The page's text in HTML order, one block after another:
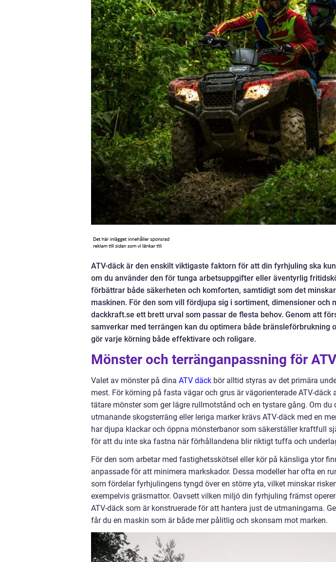
ATV-däck är den enskilt viktigaste faktorn för att din fyrhjuling ska
om du använder den för tunga arbetsuppgifter eller äventyrlig
förbättrar både säkerheten och komforten, samtidigt som det
maskinen. För den som vill fördjupa sig i sortiment, dimensioner och
dackkraft.se ett brett urval som passar de flesta behov. Genom att
samverkar med terrängen kan du optimera både bränsleförbrukning
gör varje körning både effektivare och roligare.
Mönster och terränganpassning för
Valet av mönster på dina ATV däck bör alltid styras av det primära
mest. För körning på fasta vägar och grus är vägorienterade ATV-däck
tätare mönster som ger lägre rullmotstånd och en tystare gång. Om
utmanande skogsterräng eller leriga marker krävs ATV-däck med en
har djupa klackar och öppna mönsterbanor som säkerställer kraftfull
för att du inte ska fastna när förhållandena blir riktigt tuffa och
För den som arbetar med fastighetsskötsel eller kör på känsliga ytor
anpassade för att minimera markskador. Dessa modeller har ofta en
som fördelar fyrhjulingens tyngd över en större yta, vilket minskar
exempelvis gräsmattor. Oavsett vilken miljö din fyrhjuling främst
ATV-däck som är konstruerade för att hantera just de utmaningarna.
får du en maskin som är både mer pålitlig och skonsam mot marken.